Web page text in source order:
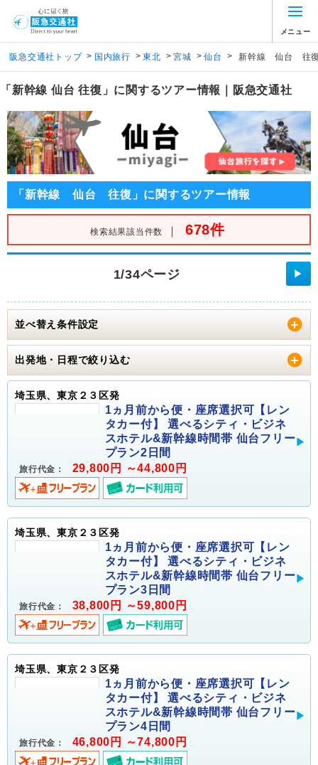
メニュー
阪急交通社トップ > 国内旅行 > 東北 > 宮城 > 仙台 > 新幹線 仙台 往
「新幹線 仙台 往復」に関するツアー情報｜阪急交通社
「新幹線 仙台 往復」に関するツアー情報
検索結果該当件数 ｜ 678件
1/34ページ ▶
並べ替え条件設定
出発地・日程で絞り込む
埼玉県、東京２３区発
1ヵ月前から便・座席選択可【レン
タカー付】 選べるシティ・ビジネ
スホテル&新幹線時間帯 仙台フリー
プラン2日間
旅行代金： 29,800円 ～44,800円
埼玉県、東京２３区発
1ヵ月前から便・座席選択可【レン
タカー付】 選べるシティ・ビジネ
スホテル&新幹線時間帯 仙台フリー
プラン3日間
旅行代金： 38,800円 ～59,800円
埼玉県、東京２３区発
1ヵ月前から便・座席選択可【レン
タカー付】 選べるシティ・ビジネ
スホテル&新幹線時間帯 仙台フリー
プラン4日間
旅行代金： 46,800円 ～74,800円